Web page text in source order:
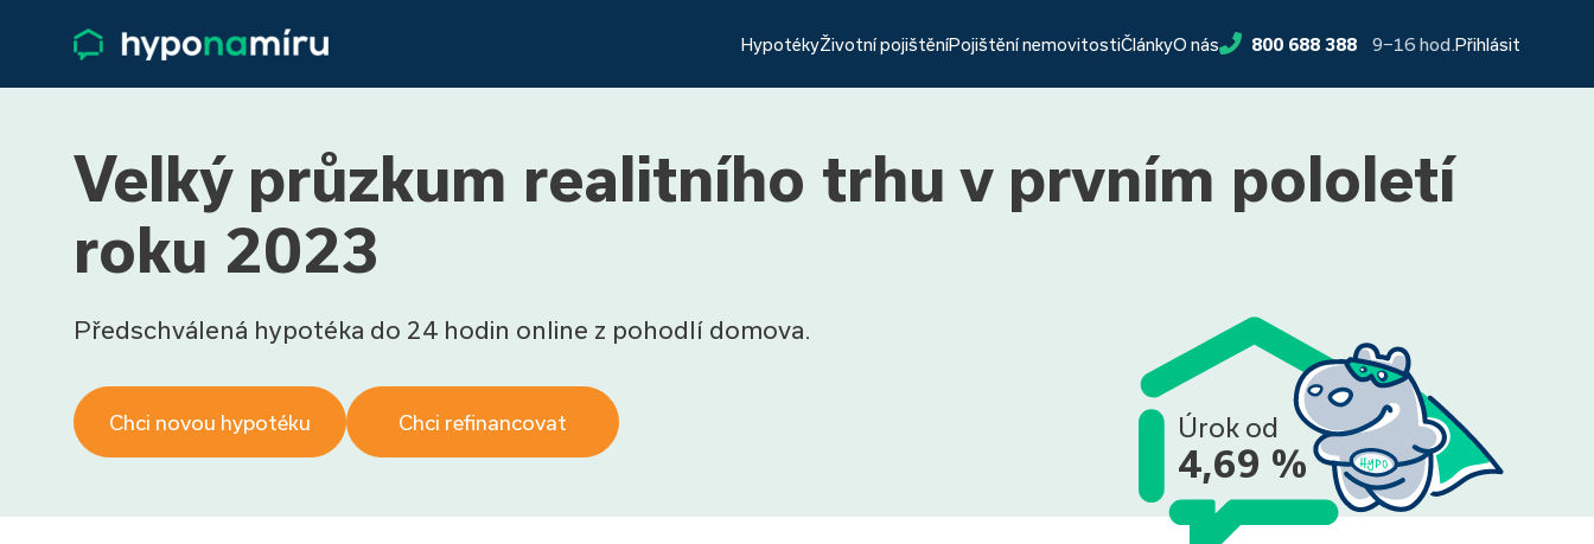
HypotékyŽivotní pojištěníPojištění nemovitostiČlánkyO nás 800 688 388 9−16 hod. Přihlásit
Velký průzkum realitního trhu v prvním pololetí
roku 2023
Předschválená hypotéka do 24 hodin online z pohodlí domova.
Chci novou hypotéku Chci refinancovat Úrok od
4,69 %